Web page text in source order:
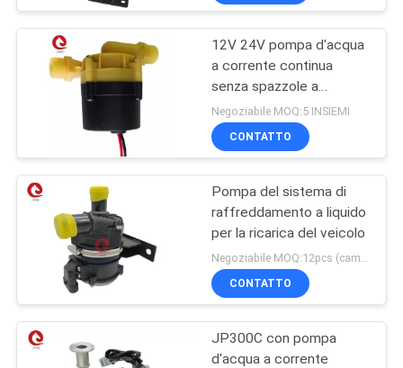
12V 24V pompa d'acqua
a corrente continua
senza spazzole a
velocità fissa
Negoziabile MOQ:5 INSIEMI
CONTATTO
Pompa del sistema di
raffreddamento a liquido
per la ricarica del veicolo
CONTATTO
JP300C con pompa
d'acqua a corrente